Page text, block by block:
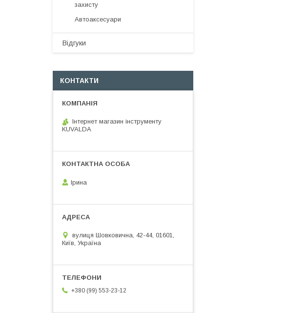
захисту
Автоаксесуари
Відгуки
КОНТАКТИ
Інтернет магазин інструменту
KUVALDA
Ірина
вулиця Шовковична, 42-44, 01601,
Київ, Україна
+380 (99) 553-23-12